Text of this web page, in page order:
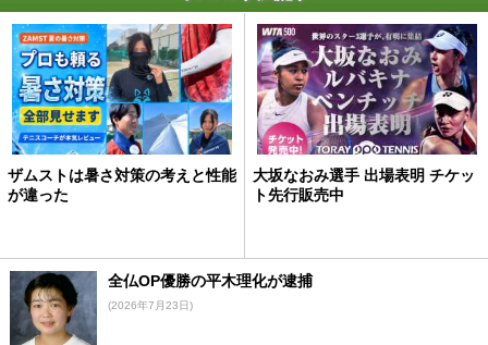
ザムストは暑さ対策の考えと性能
が違った
大坂なおみ選手 出場表明 チケッ
ト先行販売中
全仏OP優勝の平木理化が逮捕
(2026年7月23日)